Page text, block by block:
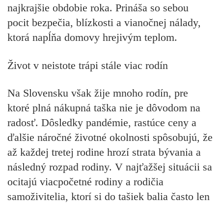
najkrajšie obdobie roka. Prináša so sebou
pocit bezpečia, blízkosti a vianočnej nálady,
ktorá napĺňa domovy hrejivým teplom.
Život v neistote trápi stále viac rodín
Na Slovensku však žije mnoho rodín, pre
ktoré plná nákupná taška nie je dôvodom na
radosť. Dôsledky pandémie, rastúce ceny a
ďalšie náročné životné okolnosti spôsobujú, že
až každej tretej rodine hrozí strata bývania a
následný rozpad rodiny. V najťažšej situácii sa
ocitajú viacpočetné rodiny a rodičia
samoživitelia, ktorí si do tašiek balia často len